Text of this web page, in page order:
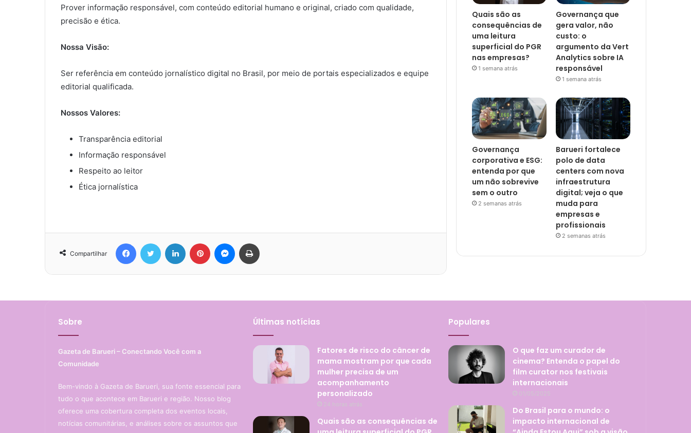
Prover informação responsável, com conteúdo editorial humano e original, criado com qualidade,
precisão e ética.
Nossa Visão:
Ser referência em conteúdo jornalístico digital no Brasil, por meio de portais especializados e equipe
editorial qualificada.
Nossos Valores:
Transparência editorial
Informação responsável
Respeito ao leitor
Ética jornalística
Compartilhar
Quais são as
consequências de
uma leitura
superficial do PGR
nas empresas?
1 semana atrás
Governança que
gera valor, não
custo: o
argumento da Vert
Analytics sobre IA
responsável
1 semana atrás
Governança
corporativa e ESG:
entenda por que
um não sobrevive
sem o outro
2 semanas atrás
Barueri fortalece
polo de data
centers com nova
infraestrutura
digital; veja o que
muda para
empresas e
profissionais
2 semanas atrás
Sobre
Gazeta de Barueri – Conectando Você com a
Comunidade
Bem-vindo à Gazeta de Barueri, sua fonte essencial para
tudo o que acontece em Barueri e região. Nosso blog
oferece uma cobertura completa dos eventos locais,
notícias comunitárias, e análises sobre os assuntos que
Últimas notícias
Fatores de risco do câncer de
mama mostram por que cada
mulher precisa de um
acompanhamento
personalizado
24 horas atrás
Quais são as consequências de
Populares
O que faz um curador de
cinema? Entenda o papel do
film curator nos festivais
internacionais
01/05/2025
Do Brasil para o mundo: o
impacto internacional de